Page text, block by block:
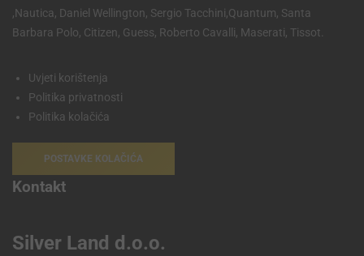
,Nautica, Daniel Wellington, Sergio Tacchini,Quantum, Santa
Barbara Polo, Citizen, Guess, Roberto Cavalli, Maserati, Tissot.
Uvjeti korištenja
Politika privatnosti
Politika kolačića
POSTAVKE KOLAČIĆA
Kontakt
Silver Land d.o.o.